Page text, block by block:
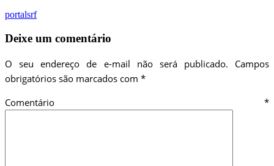
portalsrf
Deixe um comentário
O seu endereço de e-mail não será publicado.
Campos
obrigatórios são marcados com *
Comentário *